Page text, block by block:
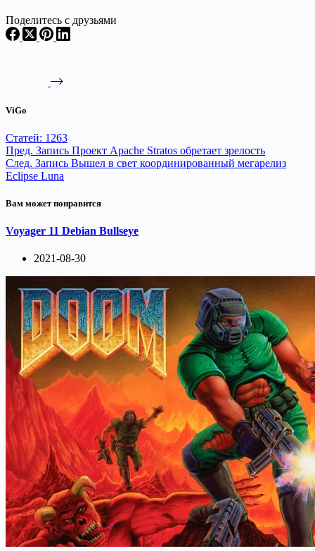
Поделитесь с друзьями
ViGo
Статей: 1263
Пред. Запись Проект Apache Stratos обретает зрелость
След. Запись Вышел в свет координированный мегарелиз
Eclipse Luna
Вам может понравится
Voyager 11 Debian Bullseye
2021-08-30